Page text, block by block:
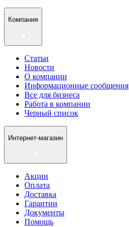
Компания
Статьи
Новости
О компании
Информационные сообщения
Все для бизнеса
Работа в компании
Черный список
Интернет-магазин
Акции
Оплата
Доставка
Гарантии
Документы
Помощь